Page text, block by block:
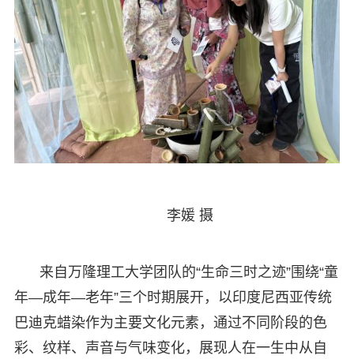
李媛 摄
来自万隆理工大学团队的“生命三时之迹”围绕“童
年—成年—老年”三个时期展开，以印度尼西亚传统
巴迪克蜡染作为主要文化元素，通过不同阶段的色
彩、纹样、声音与气味变化，展现人在一生中从自